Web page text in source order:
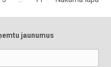
jaunumus